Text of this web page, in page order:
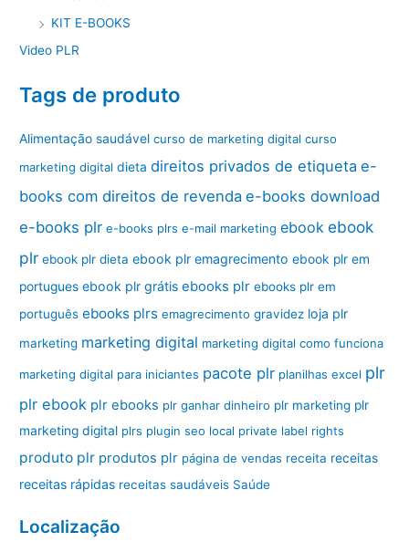
KIT E-BOOKS
Video PLR
Tags de produto
Alimentação saudável curso de marketing digital curso
marketing digital dieta direitos privados de etiqueta e-
books com direitos de revenda e-books download
e-books plr e-books plrs e-mail marketing ebook ebook
plr ebook plr dieta ebook plr emagrecimento ebook plr em
portugues ebook plr grátis ebooks plr ebooks plr em
português ebooks plrs emagrecimento gravidez loja plr
marketing marketing digital marketing digital como funciona
marketing digital para iniciantes pacote plr planilhas excel plr
plr ebook plr ebooks plr ganhar dinheiro plr marketing plr
marketing digital plrs plugin seo local private label rights
produto plr produtos plr página de vendas receita receitas
receitas rápidas receitas saudáveis Saúde
Localização